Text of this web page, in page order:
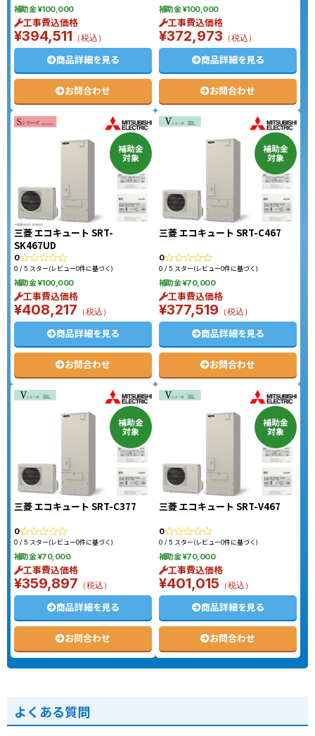
補助金 ¥100,000
工事費込価格
¥394,511 （税込）
商品詳細を見る
お問合わせ
補助金 ¥100,000
工事費込価格
¥372,973 （税込）
商品詳細を見る
お問合わせ
補助金
対象
三菱 エコキュート SRT-
SK467UD
0
0 / 5 スター(レビュー0件に基づく)
補助金 ¥100,000
工事費込価格
¥408,217 （税込）
商品詳細を見る
お問合わせ
補助金
対象
三菱 エコキュート SRT-C467
0
0 / 5 スター(レビュー0件に基づく)
補助金 ¥70,000
工事費込価格
¥377,519 （税込）
商品詳細を見る
お問合わせ
補助金
対象
三菱 エコキュート SRT-C377
0
0 / 5 スター(レビュー0件に基づく)
補助金 ¥70,000
工事費込価格
¥359,897 （税込）
商品詳細を見る
お問合わせ
補助金
対象
三菱 エコキュート SRT-V467
0
0 / 5 スター(レビュー0件に基づく)
補助金 ¥70,000
工事費込価格
¥401,015 （税込）
商品詳細を見る
お問合わせ
よくある質問